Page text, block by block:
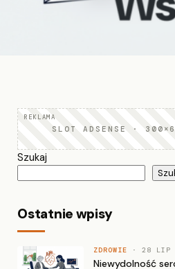
SLOT ADSENSE ·
Szukaj
Ostatnie wpisy
ZDROWIE · 28 LIP
Niewydolność